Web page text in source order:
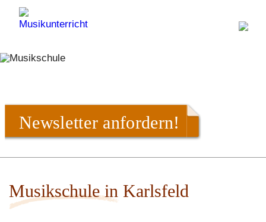
Newsletter anfordern!
Musikschule in Karlsfeld